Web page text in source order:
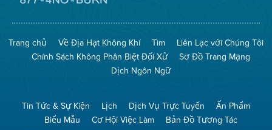
The
(Bảo
Toàn
Không
Khí)
Mạng
No
Burn
(Không
Đốt)
Trang chủ Về Địa Hạt Không Khí Tìm
Liên Lạc với Chúng Tôi
Chính Sách Không Phân Biệt Đối Xử
Sơ Đồ Trang Mạng
Dịch Ngôn Ngữ
Tin Tức & Sự Kiện Lịch Dịch Vụ Trực Tuyến
Ấn Phẩm
Biểu Mẫu
Cơ Hội Việc Làm Bản Đồ Tương Tác